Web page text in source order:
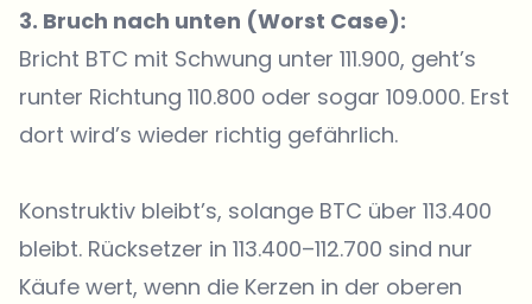
3. Bruch nach unten (Worst Case):
Bricht BTC mit Schwung unter 111.900, geht’s
runter Richtung 110.800 oder sogar 109.000. Erst
dort wird’s wieder richtig gefährlich.
Konstruktiv bleibt’s, solange BTC über 113.400
bleibt. Rücksetzer in 113.400–112.700 sind nur
Käufe wert, wenn die Kerzen in der oberen